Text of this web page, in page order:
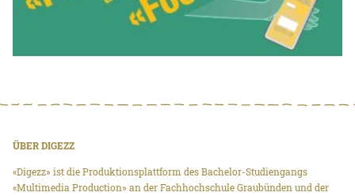
ÜBER DIGEZZ
«Digezz» ist die Produktionsplattform des Bachelor-Studiengangs
«Multimedia Production» an der Fachhochschule Graubünden und der